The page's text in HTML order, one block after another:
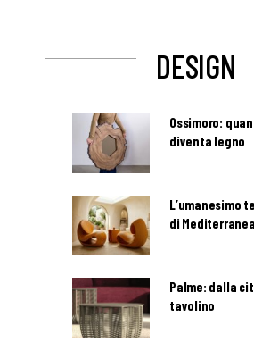
DESIGN
Ossimoro:
diventa legno
L’umanesimo
di
Palme: dalla
tavolino